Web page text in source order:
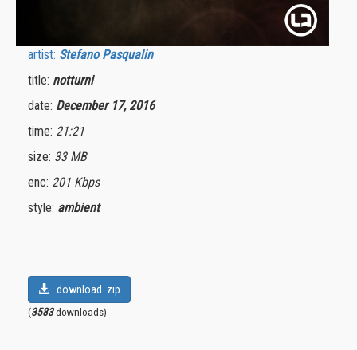
artist: Stefano Pasqualin
title: notturni
date: December 17, 2016
time: 21:21
size: 33 MB
enc: 201 Kbps
style: ambient
download .zip
(3583downloads)